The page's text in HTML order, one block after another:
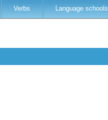
Verbs Language schools